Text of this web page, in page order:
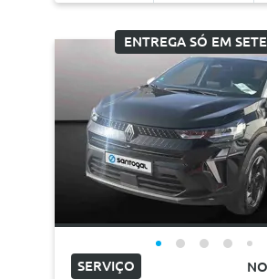
ENTREGA SÓ EM
SERVIÇO